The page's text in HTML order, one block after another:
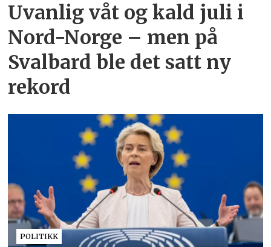
Uvanlig våt og kald juli i
Nord-Norge – men på
Svalbard ble det satt ny
rekord
POLITIKK